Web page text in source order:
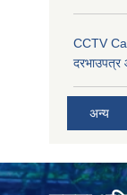
CCTV
दरभाउपत्र
अन्य